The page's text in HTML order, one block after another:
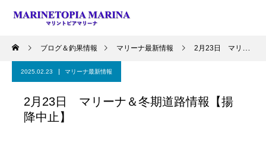
ブログ＆釣果情報 マリーナ最新情報 2月23日 マリーナ＆冬期道路情報【揚降中止】
2025.02.23 マリーナ最新情報
2月23日 マリーナ＆冬期道路情報【揚
降中止】